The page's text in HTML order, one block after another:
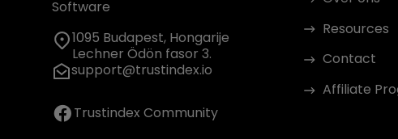
Software
1095 Budapest, Hongarije
Lechner Ödön fasor 3.
support@trustindex.io
Trustindex Community
Resources
Contact
Affiliate